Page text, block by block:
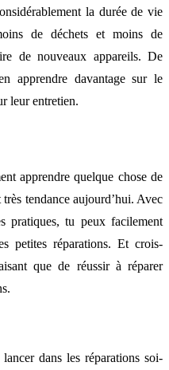
la durée de vie
de déchets et moins de
de nouveaux appareils. De
apprendre davantage sur le
leur entretien.
apprendre quelque chose de
tendance aujourd’hui. Avec
pratiques, tu peux facilement
petites réparations. Et crois-
que de réussir à réparer
dans les réparations soi-